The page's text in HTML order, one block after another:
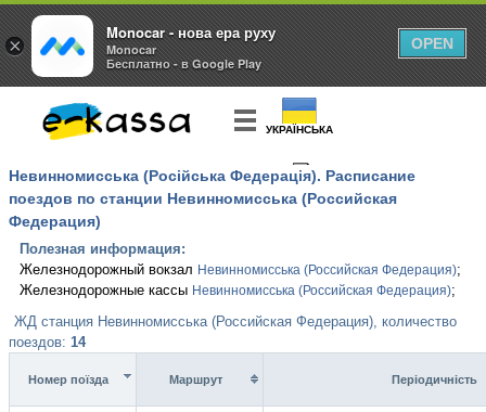
УКРАЇНСЬКА
КУПИТЬБИЛЕТ
Невинномисська (Російська Федерація). Расписание
поездов по станции Невинномисська (Российская
Федерация)
Полезная информация:
Железнодорожный вокзал Невинномисська (Российская Федерация);
Железнодорожные кассы Невинномисська (Российская Федерация);
ЖД станция Невинномисська (Российская Федерация), количество
поездов: 14
Номер поїзда Маршрут Перiодичнiсть
×
Monocar - нова ера руху
Monocar
Бесплатно - в Google Play
OPEN